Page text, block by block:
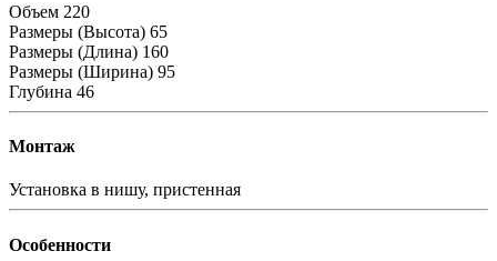
Объем 220
Размеры (Высота) 65
Размеры (Длина) 160
Размеры (Ширина) 95
Глубина 46
Монтаж
Установка в нишу, пристенная
Особенности